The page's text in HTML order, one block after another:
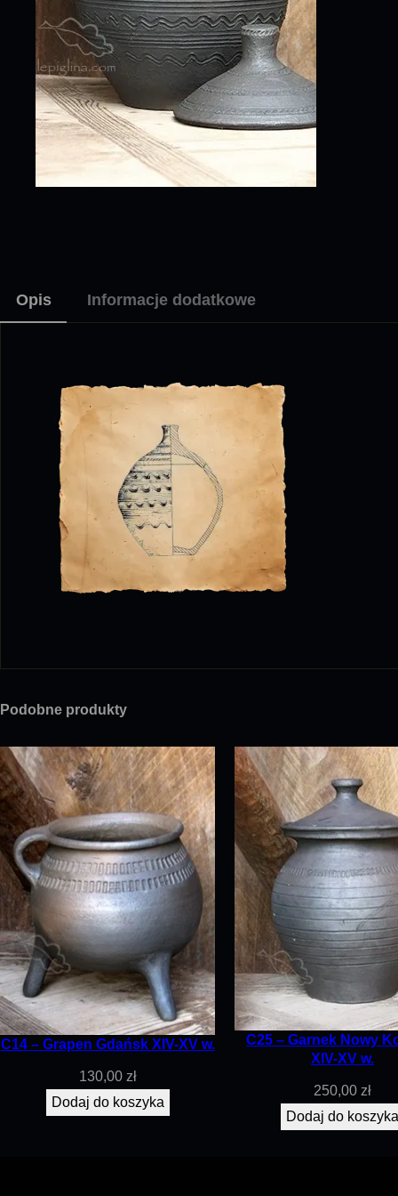
Opis Informacje dodatkowe
Podobne produkty
C14 – Grapen Gdańsk XIV-XV w.
130,00 zł
Dodaj do koszyka
C25 – Garnek Nowy
XIV-XV w.
250,00 zł
Dodaj do koszyka